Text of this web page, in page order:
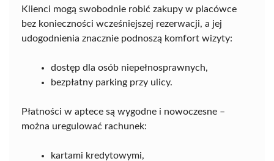
Klienci mogą swobodnie robić zakupy w placówce
bez konieczności wcześniejszej rezerwacji, a jej
udogodnienia znacznie podnoszą komfort wizyty:
dostęp dla osób niepełnosprawnych,
bezpłatny parking przy ulicy.
Płatności w aptece są wygodne i nowoczesne –
można uregulować rachunek:
kartami kredytowymi,